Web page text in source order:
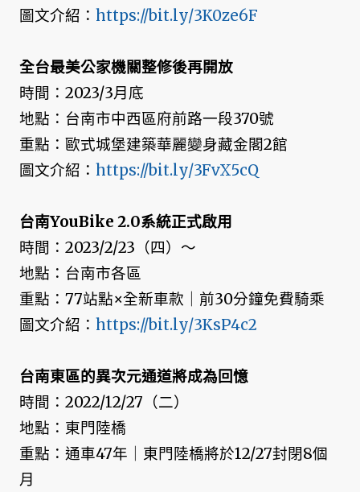
圖文介紹： https://bit.ly/3K0ze6F
全台最美公家機關整修後再開放
時間：2023/3月底
地點：台南市中西區府前路一段370號
重點：歐式城堡建築華麗變身藏金閣2館
圖文介紹： https://bit.ly/3FvX5cQ
台南YouBike 2.0系統正式啟用
時間：2023/2/23（四）～
地點：台南市各區
重點：77站點×全新車款｜前30分鐘免費騎乘
圖文介紹： https://bit.ly/3KsP4c2
台南東區的異次元通道將成為回憶
時間：2022/12/27（二）
地點：東門陸橋
重點：通車47年｜東門陸橋將於12/27封閉8個
月